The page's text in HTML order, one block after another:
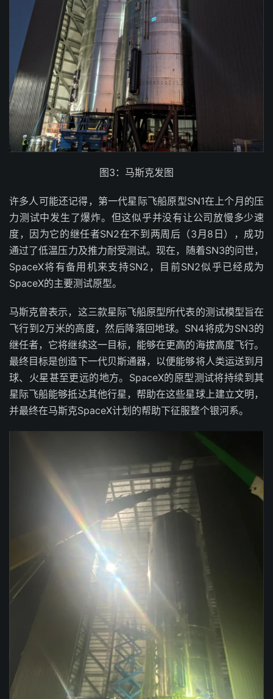
图3：马斯克发图
许多人可能还记得，第一代星际飞船原型SN1在上个月的压
力测试中发生了爆炸。但这似乎并没有让公司放慢多少速
度，因为它的继任者SN2在不到两周后（3月8日），成功
通过了低温压力及推力耐受测试。现在，随着SN3的问世，
SpaceX将有备用机来支持SN2，目前SN2似乎已经成为
SpaceX的主要测试原型。
马斯克曾表示，这三款星际飞船原型所代表的测试模型旨在
飞行到2万米的高度，然后降落回地球。SN4将成为SN3的
继任者，它将继续这一目标，能够在更高的海拔高度飞行。
最终目标是创造下一代贝斯通器，以便能够将人类运送到月
球、火星甚至更远的地方。SpaceX的原型测试将持续到其
星际飞船能够抵达其他行星，帮助在这些星球上建立文明，
并最终在马斯克SpaceX计划的帮助下征服整个银河系。